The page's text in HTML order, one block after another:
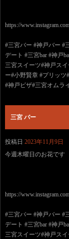
https://
#三宮バー #神戸バー #
デート #三宮bar #神戸
三宮スイーツ#神戸ス
ー#小野賢章 #プリッ
#神戸ピザ#三宮オムラ
三宮 バー
投稿日 2023年11月9日
今週木曜日のお花です
https://
#三宮バー #神戸バー #
デート #三宮bar #神戸
三宮スイーツ#神戸ス